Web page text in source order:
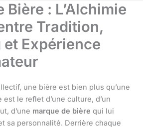
Bière : L’Alchimie
Tradition,
Expérience
une bière est bien plus qu’une
le reflet d’une culture, d’un
d’une marque de bière qui lui
sa personnalité. Derrière chaque